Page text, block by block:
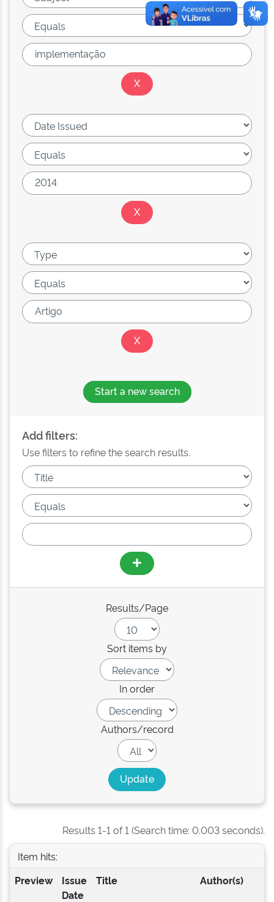
Start a new search
Add filters:
Use filters to refine the search results.
Results/Page
Sort items by
In order
Authors/record
Results 1-1 of 1 (Search time: 0.003 seconds).
Item hits:
Preview
Issue
Date
Title Author(s)